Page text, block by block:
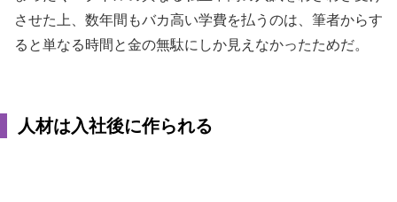
させた上、数年間もバカ高い学費を払うのは、筆者からす
ると単なる時間と金の無駄にしか見えなかったためだ。
人材は入社後に作られる